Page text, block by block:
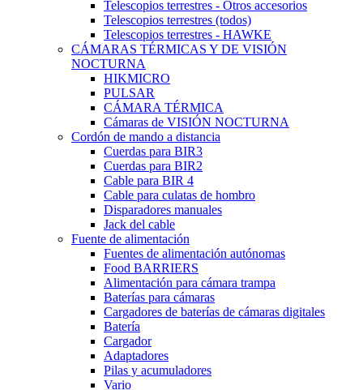
Telescopios terrestres - Otros accesorios
Telescopios terrestres (todos)
Telescopios terrestres - HAWKE
CÁMARAS TÉRMICAS Y DE VISIÓN
NOCTURNA
HIKMICRO
PULSAR
CÁMARA TÉRMICA
Cámaras de VISIÓN NOCTURNA
Cordón de mando a distancia
Cuerdas para BIR3
Cuerdas para BIR2
Cable para BIR 4
Cable para culatas de hombro
Disparadores manuales
Jack del cable
Fuente de alimentación
Fuentes de alimentación autónomas
Food BARRIERS
Alimentación para cámara trampa
Baterías para cámaras
Cargadores de baterías de cámaras digitales
Batería
Cargador
Adaptadores
Pilas y acumuladores
Vario